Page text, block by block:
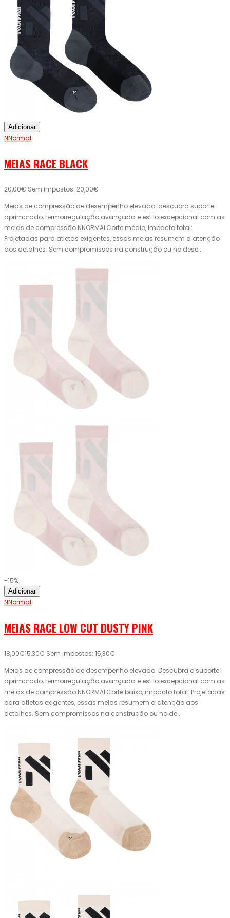
Adicionar
NNormal
MEIAS RACE BLACK
20,00€ Sem impostos: 20,00€
Meias de compressão de desempenho elevado: descubra suporte
aprimorado, termorregulação avançada e estilo excepcional com as
meias de compressão NNORMALCorte médio, impacto total:
Projetadas para atletas exigentes, essas meias resumem a atenção
aos detalhes. Sem compromissos na construção ou no dese..
-15%
Adicionar
NNormal
MEIAS RACE LOW CUT DUSTY PINK
18,00€15,30€ Sem impostos: 15,30€
Meias de compressão de desempenho elevado: Descubra o suporte
aprimorado, termorregulação avançada e estilo excepcional com as
meias de compressão NNORMALCorte baixo, impacto total: Projetadas
para atletas exigentes, essas meias resumem a atenção aos
detalhes. Sem compromissos na construção ou no de..